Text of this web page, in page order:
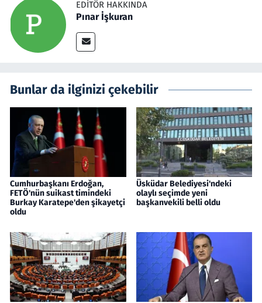
EDITÖR HAKKINDA
Pınar İşkuran
Bunlar da ilginizi çekebilir
Cumhurbaşkanı Erdoğan,
FETÖ'nün suikast timindeki
Burkay Karatepe'den şikayetçi
oldu
Üsküdar Belediyesi'ndeki
olaylı seçimde yeni
başkanvekili belli oldu